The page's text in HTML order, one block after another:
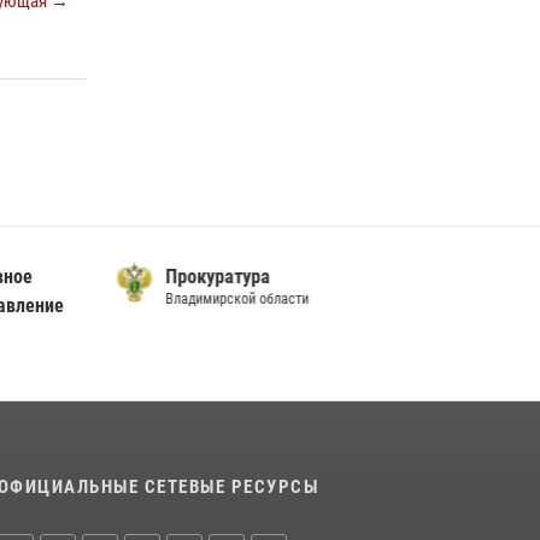
105-летие
15 июля 2026, 09:05
Прокуратура
Владимирской области
СЕТЕВЫЕ РЕСУРСЫ